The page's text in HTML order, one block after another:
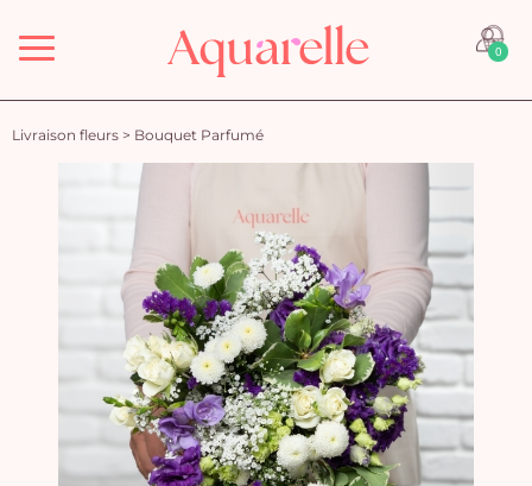
Menu 0
Livraison fleurs > Bouquet Parfumé